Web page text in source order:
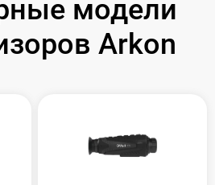
модели
Arkon